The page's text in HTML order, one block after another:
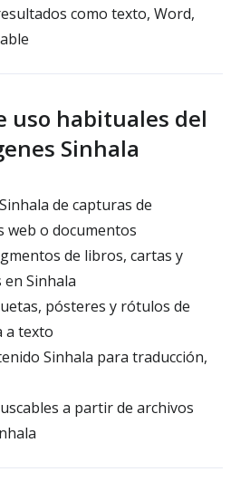
como texto, Word,
uso habituales del
Sinhala
de capturas de
web o documentos
de libros, cartas y
Sinhala
pósteres y rótulos de
a texto
Sinhala para traducción,
a partir de archivos